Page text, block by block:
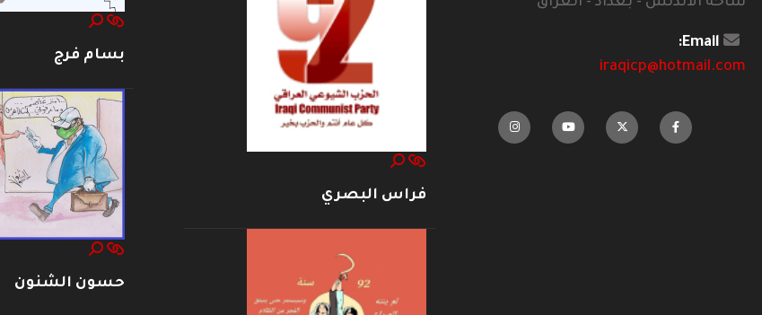
Email:
iraqicp@hotmail.com
فراس البصري
بسام فرج
حسون الشنون